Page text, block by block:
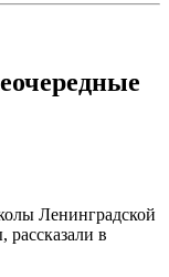
Ленинградской
рассказали в